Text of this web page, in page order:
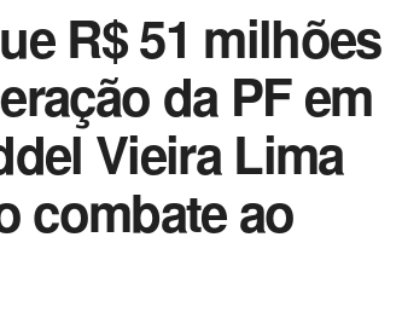
R$ 51 milhões
da PF em
Vieira Lima
combate ao